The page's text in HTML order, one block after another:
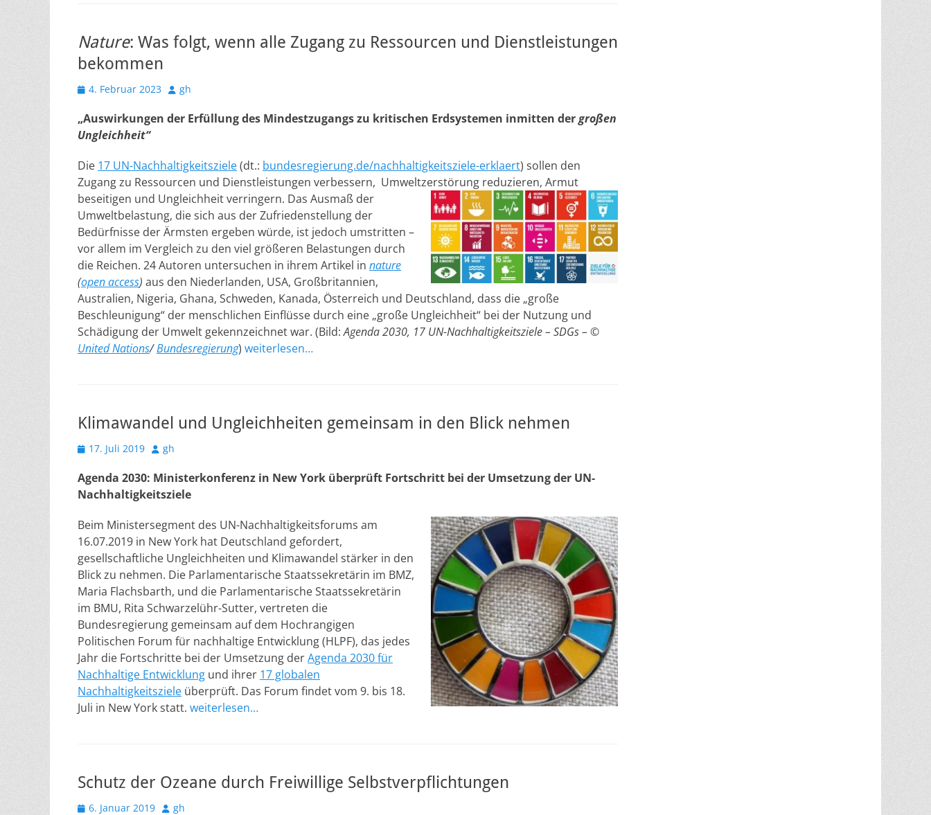
Nature: Was folgt, wenn alle Zugang zu Ressourcen und Dienstleistungen
bekommen
Veröffentlicht
4. Februar 2023 Autor
gh
„Auswirkungen der Erfüllung des Mindestzugangs zu kritischen Erdsystemen inmitten dergroßen
Ungleichheit“
Die 17 UN-Nachhaltigkeitsziele(dt.: bundesregierung.de/nachhaltigkeitsziele-erklaert) sollen den
Zugang zu Ressourcen und Dienstleistungen verbessern, Umweltzerstörung reduzieren, Armut
beseitigen und Ungleichheit verringern. Das Ausmaß der
Umweltbelastung, die sich aus der Zufriedenstellung der
Bedürfnisse der Ärmsten ergeben würde, ist jedoch umstritten –
vor allem im Vergleich zu den viel größeren Belastungen durch
die Reichen. 24 Autoren untersuchen in ihrem Artikel in nature
(open access) aus den Niederlanden, USA, Großbritannien,
Australien, Nigeria, Ghana, Schweden, Kanada, Österreich und Deutschland, dass die „große
Beschleunigung“ der menschlichen Einflüsse durch eine „große Ungleichheit“ bei der Nutzung und
Schädigung der Umwelt gekennzeichnet war. (Bild:Agenda 2030, 17 UN-Nachhaltigkeitsziele – SDGs – ©
United Nations/Bundesregierung) weiterlesen…
Klimawandel und Ungleichheiten gemeinsam in den Blick nehmen
Veröffentlicht
17. Juli 2019 Autor
gh
Agenda 2030: Ministerkonferenz in New York überprüft Fortschritt bei der Umsetzung der UN-
Nachhaltigkeitsziele
Beim Ministersegment des UN-Nachhaltigkeitsforums am
16.07.2019 in New York hat Deutschland gefordert,
gesellschaftliche Ungleichheiten und Klimawandel stärker in den
Blick zu nehmen. Die Parlamentarische Staatssekretärin im BMZ,
Maria Flachsbarth, und die Parlamentarische Staatssekretärin
im BMU, Rita Schwarzelühr-Sutter, vertreten die
Bundesregierung gemeinsam auf dem Hochrangigen
Politischen Forum für nachhaltige Entwicklung (HLPF), das jedes
Jahr die Fortschritte bei der Umsetzung derAgenda 2030 für
Nachhaltige Entwicklung und ihrer 17 globalen
Nachhaltigkeitsziele überprüft. Das Forum findet vom 9. bis 18.
Juli in New York statt. weiterlesen…
Schutz der Ozeane durch Freiwillige Selbstverpflichtungen
Veröffentlicht
6. Januar 2019 Autor
gh